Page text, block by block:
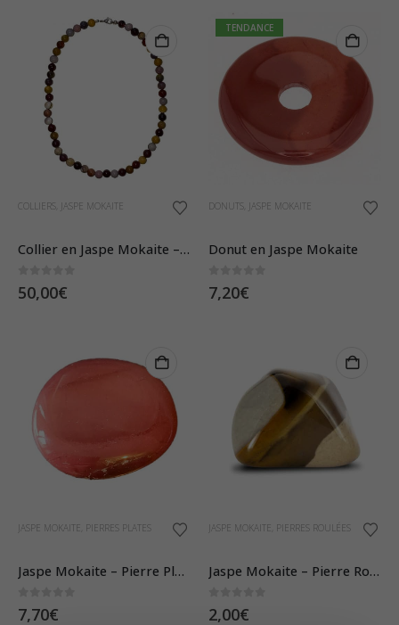
COLLIERS JASPE MOKAITE
Collier en Jaspe Mokaite – Pierres Boules 8mm
50,00€
TENDANCE
DONUTS JASPE MOKAITE
Donut en Jaspe Mokaite
7,20€
JASPE MOKAITE PIERRES PLATES
Jaspe Mokaite – Pierre Plate
7,70€
JASPE MOKAITE PIERRES ROULÉES
Jaspe Mokaite – Pierre Roulée
2,00€